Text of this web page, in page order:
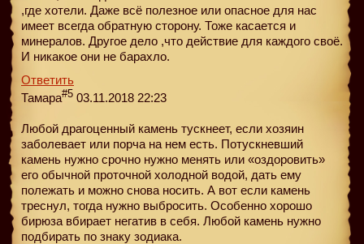
,где хотели. Даже всё полезное или опасное для нас
имеет всегда обратную сторону. Тоже касается и
минералов. Другое дело ,что действие для каждого своё.
И никакое они не барахло.
Ответить
Тамара#5 03.11.2018 22:23
Любой драгоценный камень тускнеет, если хозяин
заболевает или порча на нем есть. Потускневший
камень нужно срочно нужно менять или «оздоровить»
его обычной проточной холодной водой, дать ему
полежать и можно снова носить. А вот если камень
треснул, тогда нужно выбросить. Особенно хорошо
бирюза вбирает негатив в себя. Любой камень нужно
подбирать по знаку зодиака.